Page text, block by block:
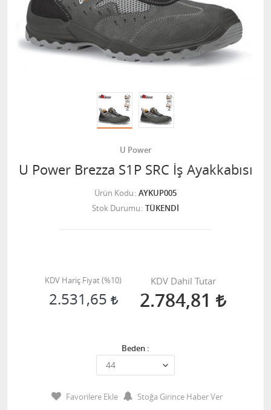
U Power
U Power Brezza S1P SRC İş Ayakkabısı
Ürün Kodu AYKUP005
Stok Durumu TÜKENDİ
KDV Hariç Fiyat (%10)
2.531,65
KDV Dahil Tutar
2.784,81
Beden :
Favorilere Ekle Stoğa Girince Haber Ver